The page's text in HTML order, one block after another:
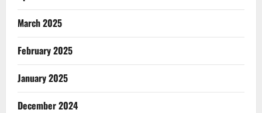
March 2025
February 2025
January 2025
December 2024